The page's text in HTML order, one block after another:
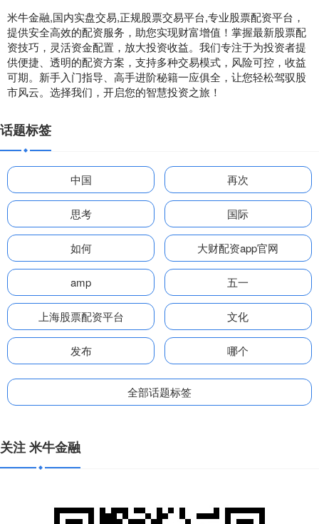
米牛金融,国内实盘交易,正规股票交易平台,专业股票配资平台，
提供安全高效的配资服务，助您实现财富增值！掌握最新股票配
资技巧，灵活资金配置，放大投资收益。我们专注于为投资者提
供便捷、透明的配资方案，支持多种交易模式，风险可控，收益
可期。新手入门指导、高手进阶秘籍一应俱全，让您轻松驾驭股
市风云。选择我们，开启您的智慧投资之旅！
话题标签
中国 再次
思考 国际
如何 大财配资app官网
amp 五一
上海股票配资平台 文化
发布 哪个
全部话题标签
关注 米牛金融